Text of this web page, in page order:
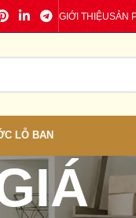
GIỚI THIỆUSẢN
LỖ BAN